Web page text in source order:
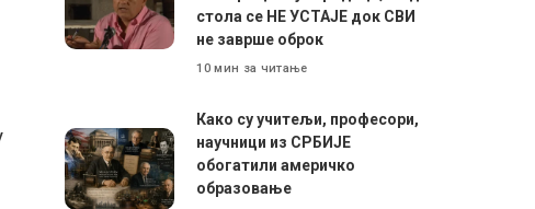
стола се НЕ УСТАЈЕ док СВИ
не заврше оброк
10 мин за читање
Како су учитељи, професори,
научници из СРБИЈЕ
обогатили америчко
образовање